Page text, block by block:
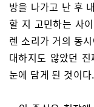
방을 나가고 난 후
할 지 고민하는 사
렌 소리가 거의 동
대하지도 않았던
눈에 담게 된 것이다.